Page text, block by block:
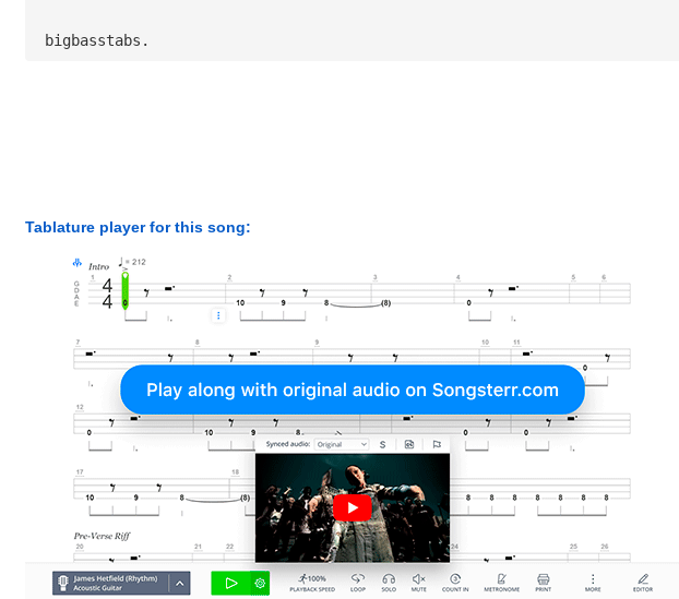
bigbasstabs.
Tablature player for this song: